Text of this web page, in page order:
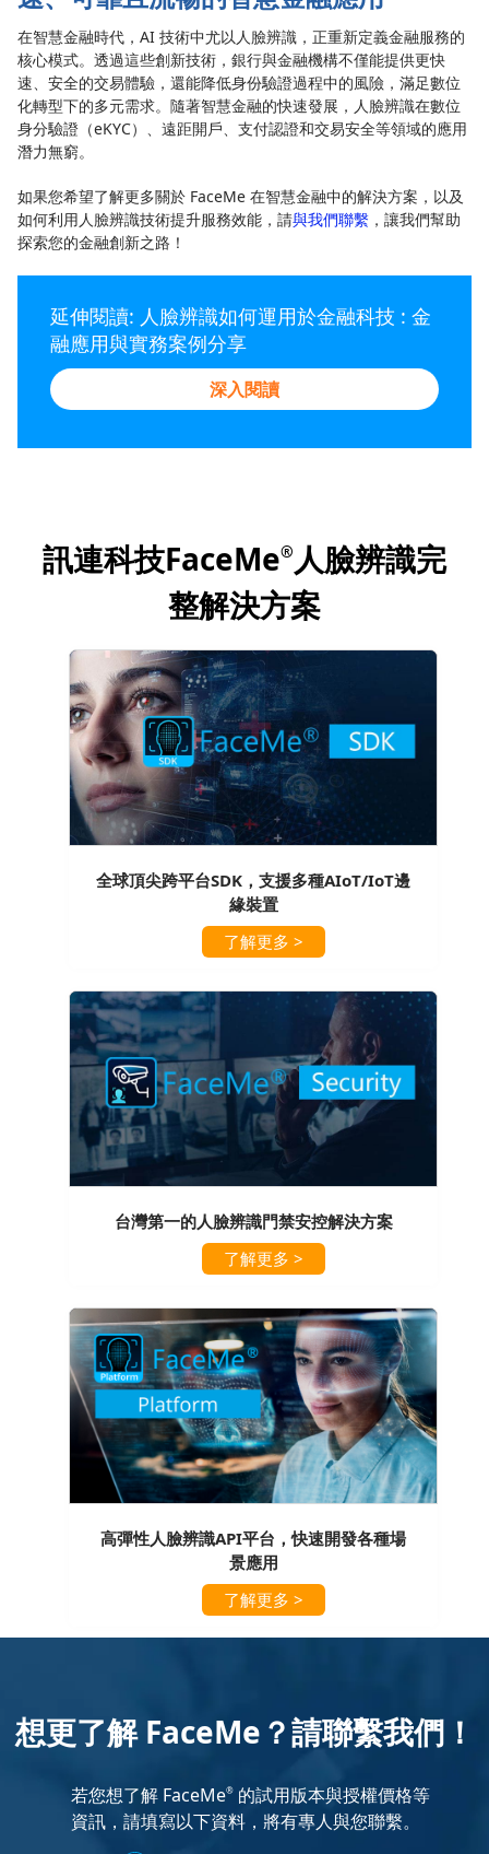
在智慧金融時代，AI 技術中尤以人臉辨識，正重新定義金融服務的
核心模式。透過這些創新技術，銀行與金融機構不僅能提供更快
速、安全的交易體驗，還能降低身份驗證過程中的風險，滿足數位
化轉型下的多元需求。隨著智慧金融的快速發展，人臉辨識在數位
身分驗證（eKYC）、遠距開戶、支付認證和交易安全等領域的應用
潛力無窮。
如果您希望了解更多關於 FaceMe 在智慧金融中的解決方案，以及
如何利用人臉辨識技術提升服務效能，請與我們聯繫 ，讓我們幫助
探索您的金融創新之路！
延伸閱讀: 人臉辨識如何運用於金融科技 : 金
融應用與實務案例分享
深入閱讀
訊連科技FaceMe® 人臉辨識完
整解決方案
全球頂尖跨平台SDK，支援多種AIoT/IoT邊
緣裝置
了解更多 >
台灣第一的人臉辨識門禁安控解決方案
了解更多 >
高彈性人臉辨識API平台，快速開發各種場
景應用
了解更多 >
想更了解 FaceMe？請聯繫我們！
若您想了解 FaceMe®的試用版本與授權價格等
資訊，請填寫以下資料，將有專人與您聯繫。